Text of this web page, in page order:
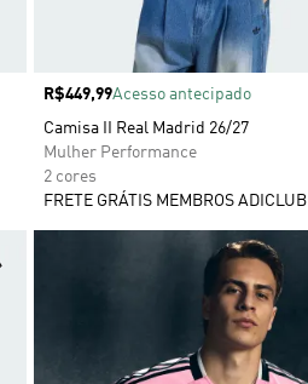
Preço
R$449,99Acesso antecipado
Camisa II Real Madrid 26/27
Mulher Performance
2 cores
FRETE GRÁTIS MEMBROS ADICLUB
Adicionar à Lista de Desejos